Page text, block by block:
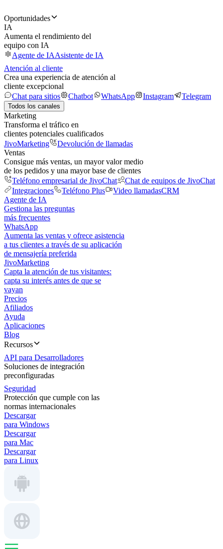
Oportunidades
IA
Aumenta el rendimiento del
equipo con IA
Agente de IAAsistente de IA
Atención al cliente
Crea una experiencia de atención al
cliente excepcional
Chat para sitios
Chatbot WhatsApp Instagram Telegram
Todos los canales
Marketing
Transforma el tráfico en
clientes potenciales cualificados
JivoMarketing
Devolución de llamadas
Ventas
Consigue más ventas, un mayor valor medio
de los pedidos y una mayor base de clientes
Teléfono empresarial de JivoChat
Chat de equipos de JivoChat
Integraciones
Teléfono Plus Video llamadasCRM
Agente de IA
Gestiona las preguntas
más frecuentes
WhatsApp
Aumenta las ventas y ofrece asistencia
a tus clientes a través de su aplicación
de mensajería preferida
JivoMarketing
Capta la atención de tus visitantes:
capta su interés antes de que se
vayan
Precios
Afiliados
Ayuda
Aplicaciones
Blog
Recursos
API para Desarrolladores
Soluciones de integración
preconfiguradas
Seguridad
Protección que cumple con las
normas internacionales
Descargar
para Windows
Descargar
para Mac
Descargar
para Linux